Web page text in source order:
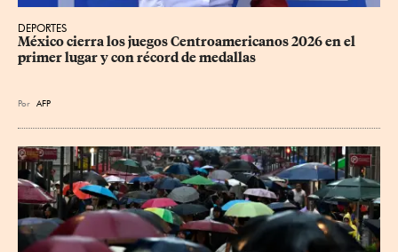
DEPORTES
México cierra los juegos Centroamericanos 2026 en el
primer lugar y con récord de medallas
Por AFP